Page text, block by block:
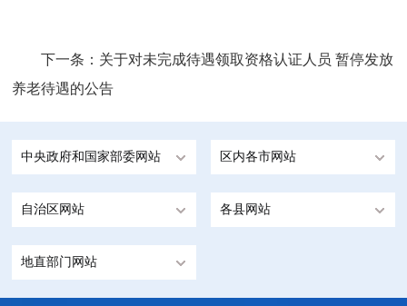
下一条： 关于对未完成待遇领取资格认证人员 暂停发放
养老待遇的公告
中央政府和国家部委网站 区内各市网站
自治区网站 各县网站
地直部门网站